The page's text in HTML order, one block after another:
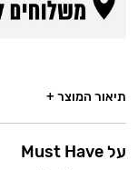
תיאור המוצר +
על Must Have